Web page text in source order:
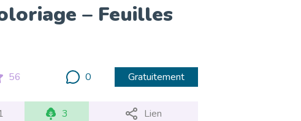
– Feuilles
56 0 Gratuitement
3 Lien